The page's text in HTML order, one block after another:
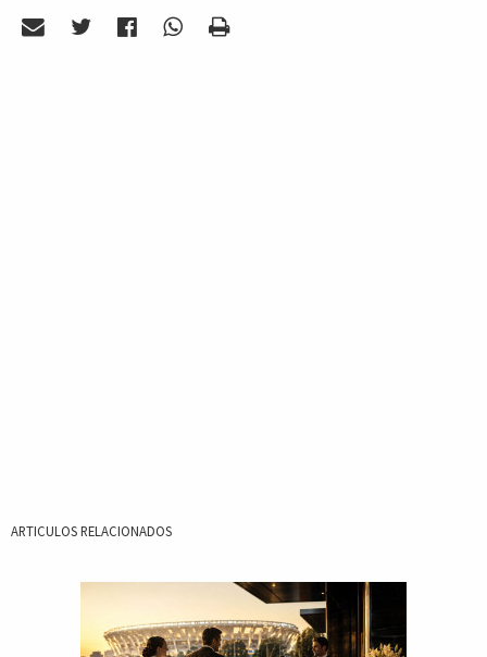
ARTICULOS RELACIONADOS